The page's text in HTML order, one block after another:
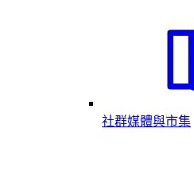
社群媒體與市集